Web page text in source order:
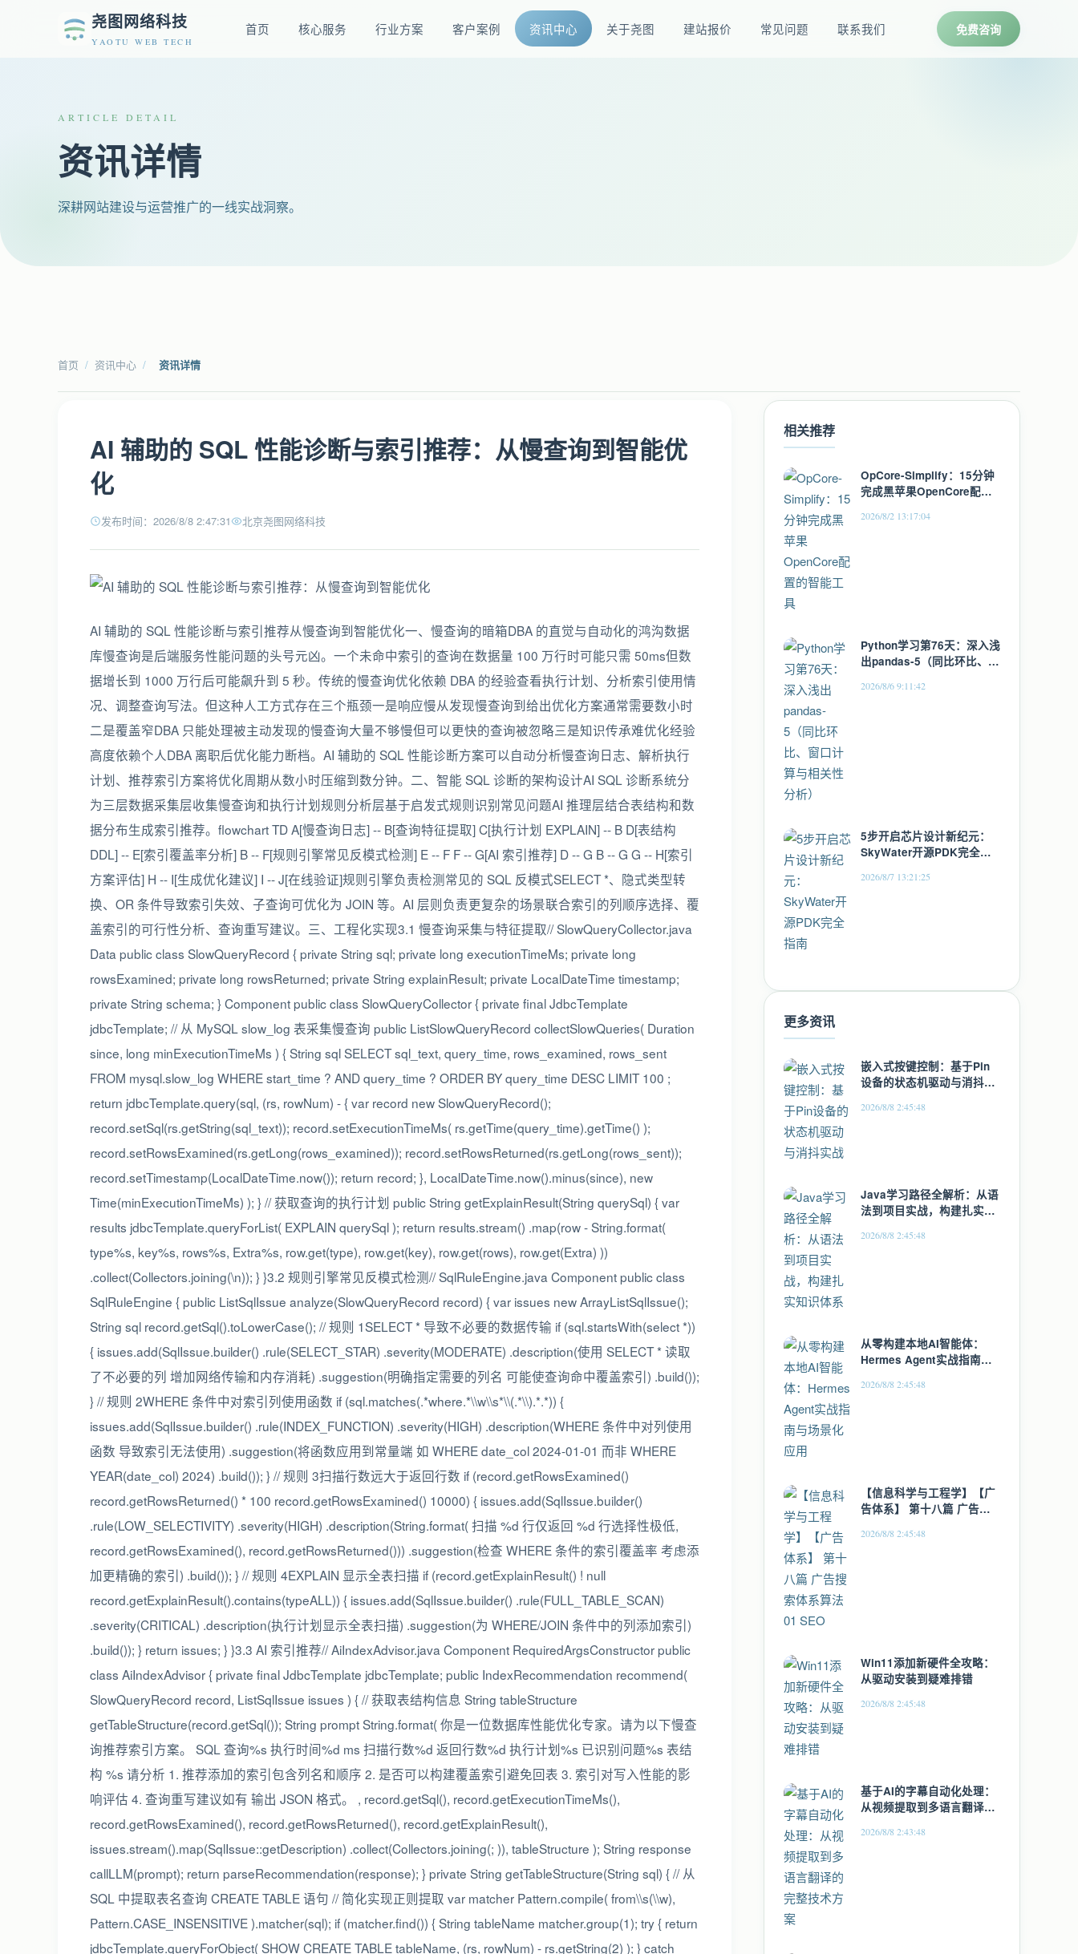
尧图网络科技
YAOTU WEB TECH
首页 核心服务 行业方案 客户案例 资讯中心 关于尧图 建站报价 常见问题 联系我们 免费咨询
ARTICLE DETAIL
资讯详情
深耕网站建设与运营推广的一线实战洞察。
首页 / 资讯中心 / 资讯详情
AI 辅助的 SQL 性能诊断与索引推荐：从慢查询到智能优
化
发布时间：2026/8/8 2:47:31 北京尧图网络科技
AI 辅助的 SQL 性能诊断与索引推荐从慢查询到智能优化一、慢查询的暗箱DBA 的直觉与自动化的鸿沟数据
库慢查询是后端服务性能问题的头号元凶。一个未命中索引的查询在数据量 100 万行时可能只需 50ms但数
据增长到 1000 万行后可能飙升到 5 秒。传统的慢查询优化依赖 DBA 的经验查看执行计划、分析索引使用情
况、调整查询写法。但这种人工方式存在三个瓶颈一是响应慢从发现慢查询到给出优化方案通常需要数小时
二是覆盖窄DBA 只能处理被主动发现的慢查询大量不够慢但可以更快的查询被忽略三是知识传承难优化经验
高度依赖个人DBA 离职后优化能力断档。AI 辅助的 SQL 性能诊断方案可以自动分析慢查询日志、解析执行
计划、推荐索引方案将优化周期从数小时压缩到数分钟。二、智能 SQL 诊断的架构设计AI SQL 诊断系统分
为三层数据采集层收集慢查询和执行计划规则分析层基于启发式规则识别常见问题AI 推理层结合表结构和数
据分布生成索引推荐。flowchart TD A[慢查询日志] -- B[查询特征提取] C[执行计划 EXPLAIN] -- B D[表结构
DDL] -- E[索引覆盖率分析] B -- F[规则引擎常见反模式检测] E -- F F -- G[AI 索引推荐] D -- G B -- G G -- H[索引
方案评估] H -- I[生成优化建议] I -- J[在线验证]规则引擎负责检测常见的 SQL 反模式SELECT *、隐式类型转
换、OR 条件导致索引失效、子查询可优化为 JOIN 等。AI 层则负责更复杂的场景联合索引的列顺序选择、覆
盖索引的可行性分析、查询重写建议。三、工程化实现3.1 慢查询采集与特征提取// SlowQueryCollector.java
Data public class SlowQueryRecord { private String sql; private long executionTimeMs; private long
rowsExamined; private long rowsReturned; private String explainResult; private LocalDateTime timestamp;
private String schema; } Component public class SlowQueryCollector { private final JdbcTemplate
jdbcTemplate; // 从 MySQL slow_log 表采集慢查询 public ListSlowQueryRecord collectSlowQueries( Duration
since, long minExecutionTimeMs ) { String sql SELECT sql_text, query_time, rows_examined, rows_sent
FROM mysql.slow_log WHERE start_time ? AND query_time ? ORDER BY query_time DESC LIMIT 100 ;
return jdbcTemplate.query(sql, (rs, rowNum) - { var record new SlowQueryRecord();
record.setSql(rs.getString(sql_text)); record.setExecutionTimeMs( rs.getTime(query_time).getTime() );
record.setRowsExamined(rs.getLong(rows_examined)); record.setRowsReturned(rs.getLong(rows_sent));
record.setTimestamp(LocalDateTime.now()); return record; }, LocalDateTime.now().minus(since), new
Time(minExecutionTimeMs) ); } // 获取查询的执行计划 public String getExplainResult(String querySql) { var
results jdbcTemplate.queryForList( EXPLAIN querySql ); return results.stream() .map(row - String.format(
type%s, key%s, rows%s, Extra%s, row.get(type), row.get(key), row.get(rows), row.get(Extra) ))
.collect(Collectors.joining(\n)); } }3.2 规则引擎常见反模式检测// SqlRuleEngine.java Component public class
SqlRuleEngine { public ListSqlIssue analyze(SlowQueryRecord record) { var issues new ArrayListSqlIssue();
String sql record.getSql().toLowerCase(); // 规则 1SELECT * 导致不必要的数据传输 if (sql.startsWith(select *))
{ issues.add(SqlIssue.builder() .rule(SELECT_STAR) .severity(MODERATE) .description(使用 SELECT * 读取
了不必要的列 增加网络传输和内存消耗) .suggestion(明确指定需要的列名 可能使查询命中覆盖索引) .build());
} // 规则 2WHERE 条件中对索引列使用函数 if (sql.matches(.*where.*\\w\\s*\\(.*\\).*.*)) {
issues.add(SqlIssue.builder() .rule(INDEX_FUNCTION) .severity(HIGH) .description(WHERE 条件中对列使用
函数 导致索引无法使用) .suggestion(将函数应用到常量端 如 WHERE date_col 2024-01-01 而非 WHERE
YEAR(date_col) 2024) .build()); } // 规则 3扫描行数远大于返回行数 if (record.getRowsExamined()
record.getRowsReturned() * 100 record.getRowsExamined() 10000) { issues.add(SqlIssue.builder()
.rule(LOW_SELECTIVITY) .severity(HIGH) .description(String.format( 扫描 %d 行仅返回 %d 行选择性极低,
record.getRowsExamined(), record.getRowsReturned())) .suggestion(检查 WHERE 条件的索引覆盖率 考虑添
加更精确的索引) .build()); } // 规则 4EXPLAIN 显示全表扫描 if (record.getExplainResult() ! null
record.getExplainResult().contains(typeALL)) { issues.add(SqlIssue.builder() .rule(FULL_TABLE_SCAN)
.severity(CRITICAL) .description(执行计划显示全表扫描) .suggestion(为 WHERE/JOIN 条件中的列添加索引)
.build()); } return issues; } }3.3 AI 索引推荐// AiIndexAdvisor.java Component RequiredArgsConstructor public
class AiIndexAdvisor { private final JdbcTemplate jdbcTemplate; public IndexRecommendation recommend(
SlowQueryRecord record, ListSqlIssue issues ) { // 获取表结构信息 String tableStructure
getTableStructure(record.getSql()); String prompt String.format( 你是一位数据库性能优化专家。请为以下慢查
询推荐索引方案。 SQL 查询%s 执行时间%d ms 扫描行数%d 返回行数%d 执行计划%s 已识别问题%s 表结
构 %s 请分析 1. 推荐添加的索引包含列名和顺序 2. 是否可以构建覆盖索引避免回表 3. 索引对写入性能的影
响评估 4. 查询重写建议如有 输出 JSON 格式。 , record.getSql(), record.getExecutionTimeMs(),
record.getRowsExamined(), record.getRowsReturned(), record.getExplainResult(),
issues.stream().map(SqlIssue::getDescription) .collect(Collectors.joining(; )), tableStructure ); String response
callLLM(prompt); return parseRecommendation(response); } private String getTableStructure(String sql) { // 从
SQL 中提取表名查询 CREATE TABLE 语句 // 简化实现正则提取 var matcher Pattern.compile( from\\s(\\w),
Pattern.CASE_INSENSITIVE ).matcher(sql); if (matcher.find()) { String tableName matcher.group(1); try { return
jdbcTemplate.queryForObject( SHOW CREATE TABLE tableName, (rs, rowNum) - rs.getString(2) ); } catch
相关推荐
OpCore-Simplify：15分钟
完成黑苹果OpenCore配置
2026/8/2 13:17:04
Python学习第76天：深入浅
出pandas-5（同比环比、窗
2026/8/6 9:11:42
5步开启芯片设计新纪元：
SkyWater开源PDK完全指
2026/8/7 13:21:25
更多资讯
嵌入式按键控制：基于Pin
设备的状态机驱动与消抖实
2026/8/8 2:45:48
Java学习路径全解析：从语
法到项目实战，构建扎实知
2026/8/8 2:45:48
从零构建本地AI智能体：
Hermes Agent实战指南与
2026/8/8 2:45:48
【信息科学与工程学】【广
告体系】 第十八篇 广告搜
2026/8/8 2:45:48
Win11添加新硬件全攻略：
从驱动安装到疑难排错
2026/8/8 2:45:48
基于AI的字幕自动化处理：
从视频提取到多语言翻译的
2026/8/8 2:43:48